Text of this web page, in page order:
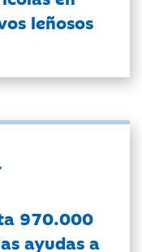
leñosos
970.000
ayudas a